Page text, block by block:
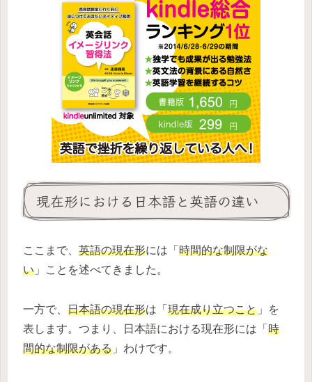
現在形における日本語と英語の違い
ここまで、 英語の現在形には「 時間的な制限がな
い 」ことを述べてきました。
一方で、 日本語の現在形は「 現在成り立つこと 」を
表します。つまり、日本語における現在形には「 時
間的な制限がある 」わけです。